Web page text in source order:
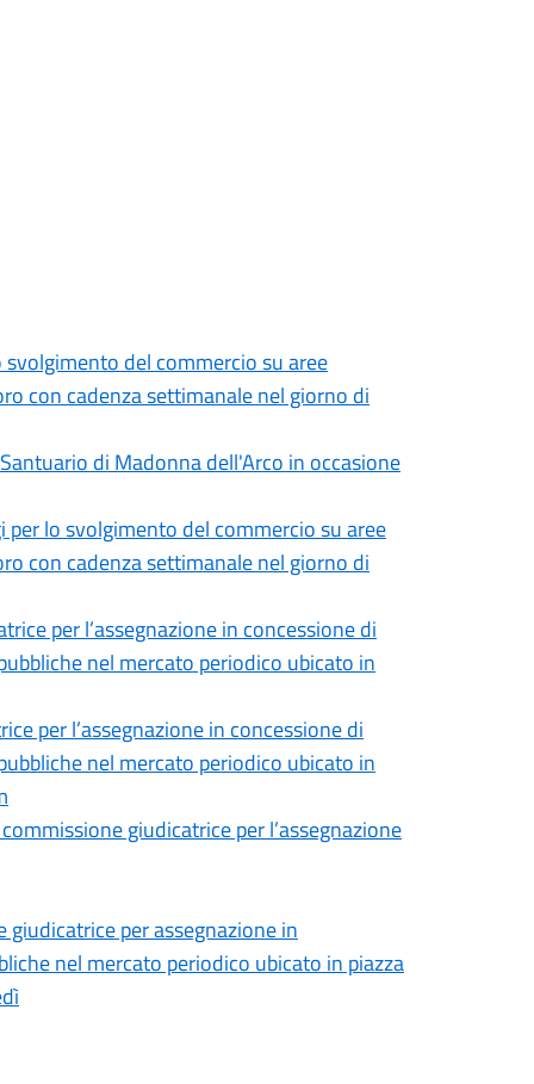
svolgimento del commercio su aree
con cadenza settimanale nel giorno di
di Madonna dell'Arco in occasione
per lo svolgimento del commercio su aree
con cadenza settimanale nel giorno di
per l’assegnazione in concessione di
nel mercato periodico ubicato in
per l’assegnazione in concessione di
nel mercato periodico ubicato in
giudicatrice per l’assegnazione
per assegnazione in
nel mercato periodico ubicato in piazza